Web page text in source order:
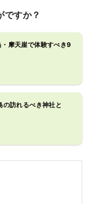
ですか？
摩天崖で体験すべき9
の訪れるべき神社と